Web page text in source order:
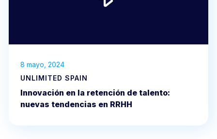
8 mayo, 2024
UNLIMITED SPAIN
Innovación en la retención de talento:
nuevas tendencias en RRHH